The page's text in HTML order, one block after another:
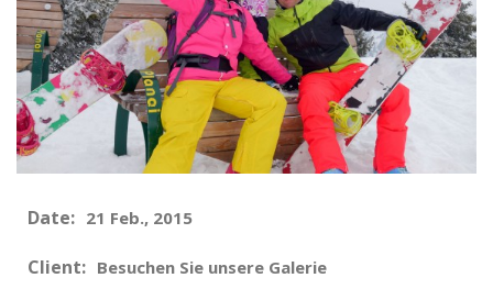
Date: 21 Feb., 2015
Client: Besuchen Sie unsere Galerie